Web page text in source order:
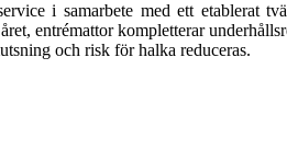
i samarbete med ett etablerat
entrémattor kompletterar
och risk för halka reduceras.